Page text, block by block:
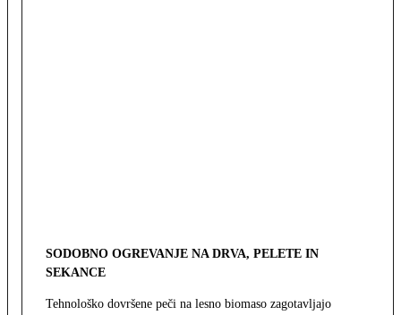
SODOBNO OGREVANJE NA DRVA, PELETE IN
SEKANCE
Tehnološko dovršene peči na lesno biomaso zagotavljajo